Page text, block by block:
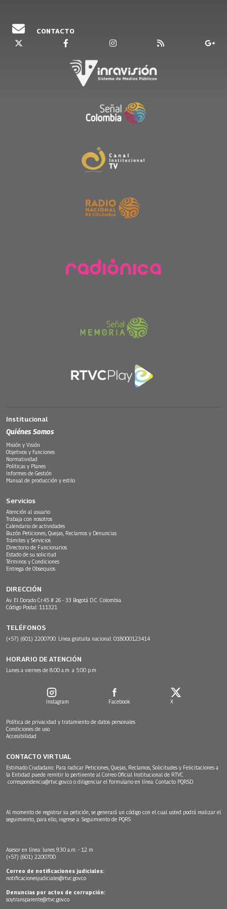
CONTACTO
Institucional
Quiénes Somos
Misión y Visión
Objetivos y funciones
Normatividad
Políticas y Planes
Informes de Gestión
Manual de producción y estilo
Servicios
Atención al usuario
Trabaja con nosotros
Calendario de actividades
Buzón Peticiones, Quejas, Reclamos y Denuncias
Trámites y Servicios
Directorio de Funcionarios
Estado de su solicitud
Términos y Condiciones
Entrega de Obsequios
DIRECCIÓN
Av. El Dorado Cr.45 # 26 - 33 Bogotá D.C. Colombia.
Código Postal: 111321
TELÉFONOS
(+57) (601) 2200700. Línea gratuita nacional: 018000123414
HORARIO DE ATENCIÓN
Lunes a viernes de 8:00 a.m. a 5:00 p.m.
Instagram Facebook X
Política de privacidad y tratamiento de datos personales
Condiciones de uso
Accesibilidad
CONTACTO VIRTUAL
Estimado Ciudadano: Para radicar Peticiones, Quejas, Reclamos, Solicitudes y Felicitaciones a
la Entidad puede remitir lo pertinente al Correo Oficial Institucional de RTVC
correspondencia@rtvc.gov.co o diligenciar el formulario en línea: Contacto PQRSD.
Al momento de registrar su petición, se generará un código con el cual usted podrá realizar el
seguimiento, para ello, ingrese a: Seguimiento de PQRS
Asesor en línea: lunes 9:30 a.m. - 12 m
(+57) (601) 2200700
Correo de notificaciones judiciales:
notificacionesjudiciales@rtvc.gov.co
Denuncias por actos de corrupción:
soytransparente@rtvc.gov.co